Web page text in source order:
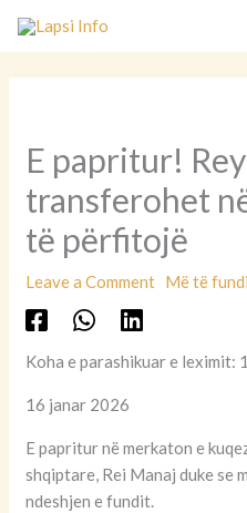
E papritur!
transferohet
të përfitojë
Leave a Comment Më të
Koha e parashikuar e leximit:
16 janar 2026
E papritur në merkaton e
shqiptare, Rei Manaj duke se
ndeshjen e fundit.